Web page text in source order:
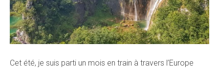
Cet été, je suis parti un mois en train à travers l’Europe